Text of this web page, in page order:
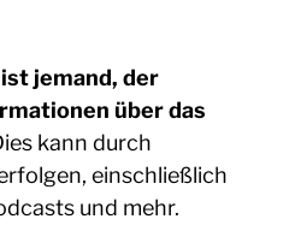
jemand, der
über das
kann durch
einschließlich
und mehr.